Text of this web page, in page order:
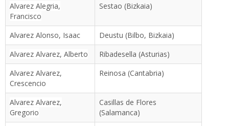
Alvarez Alegria,
Francisco
Sestao (Bizkaia)
Alvarez Alonso, Isaac
Deustu (Bilbo, Bizkaia)
Alvarez Alvarez, Alberto
Ribadesella (Asturias)
Alvarez Alvarez,
Crescencio
Reinosa (Cantabria)
Alvarez Alvarez,
Gregorio
Casillas de Flores
(Salamanca)